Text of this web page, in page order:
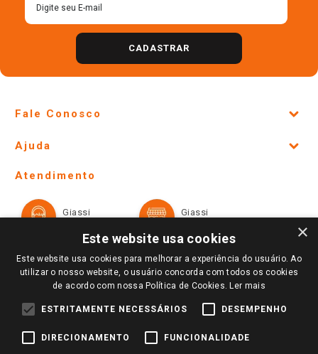
CADASTRAR
Fale Conosco
Lojas Físicas e Horários
Ofertas
Televendas
Notícias
Perguntas frequentes
Identidade Visual
Ajuda
Formas de Pagamento
Trocas e Devoluções
Atendimento
Giassi
Giassi
Redes Sociais
×
Este website usa cookies
Este website usa cookies para melhorar a experiência do usuário. Ao
utilizar o nosso website, o usuário concorda com todos os cookies
de acordo com nossa Política de Cookies. Ler mais
ESTRITAMENTE NECESSÁRIOS DESEMPENHO
DIRECIONAMENTO FUNCIONALIDADE